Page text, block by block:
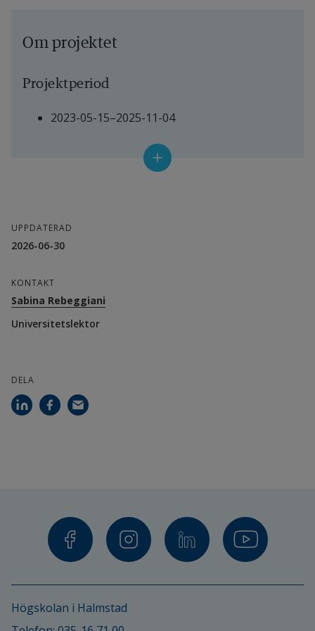
Om projektet
Projektperiod
2023-05-15–2025-11-04
Sabina Rebeggiani, Högskolan i Halmstad,
Andra deltagande forskare
Bengt-Göran Rosén, professor
Chalmers tekniska högskola
KTH
LTU Skellefteå
Företag
UPPDATERAD
2026-06-30
KONTAKT
Sabina Rebeggiani
Universitetslektor
DELA
Högskolan i Halmstad